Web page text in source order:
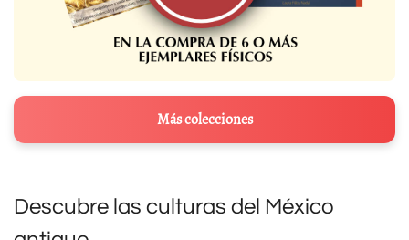
Más colecciones
Descubre las culturas del México